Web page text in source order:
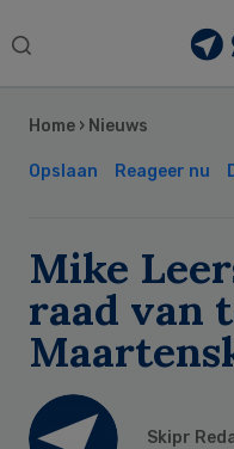
Search
Home › Nieuws
Opslaan Reageer nu
Mike
raad van
Skipr
Sidebar